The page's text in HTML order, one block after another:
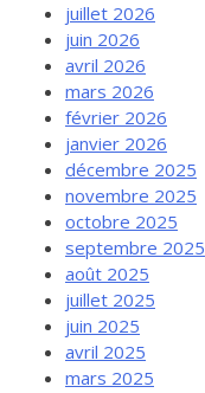
juillet 2026
juin 2026
avril 2026
mars 2026
février 2026
janvier 2026
décembre 2025
novembre 2025
octobre 2025
septembre 2025
août 2025
juillet 2025
juin 2025
avril 2025
mars 2025